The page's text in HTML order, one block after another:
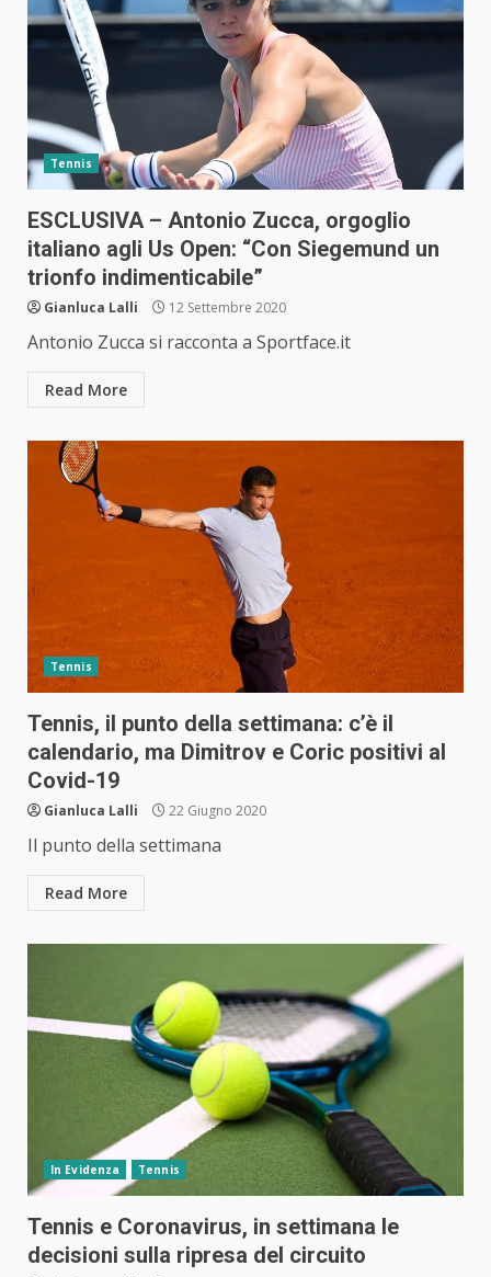
Tennis
ESCLUSIVA – Antonio Zucca, orgoglio
italiano agli Us Open: “Con Siegemund un
trionfo indimenticabile”
Gianluca Lalli 12 Settembre 2020
Antonio Zucca si racconta a Sportface.it
Read More
Tennis
Tennis, il punto della settimana: c’è il
calendario, ma Dimitrov e Coric positivi al
Covid-19
Gianluca Lalli 22 Giugno 2020
Il punto della settimana
Read More
In Evidenza Tennis
Tennis e Coronavirus, in settimana le
decisioni sulla ripresa del circuito